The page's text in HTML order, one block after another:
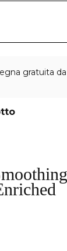
gratuita